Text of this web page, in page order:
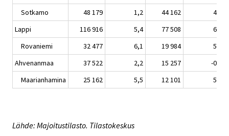
Sotkamo
48 179 1,2 44 162
4,3
Lappi
116 916 5,4 77 508
6,0
Rovaniemi
32 477 6,1 19 984
5,5
Ahvenanmaa
37 522 2,2 15 257
-0,1
Maarianhamina
25 162 5,5 12 101 5,4
Lähde: Majoitustilasto. Tilastokeskus